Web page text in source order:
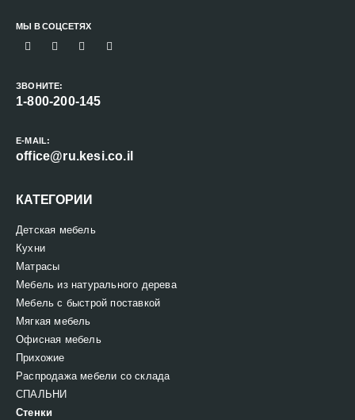
МЫ В СОЦСЕТЯХ
ЗВОНИТЕ:
1-800-200-145
E-MAIL:
office@ru.kesi.co.il
КАТЕГОРИИ
Детская мебель
Кухни
Матрасы
Мебель из натурального дерева
Мебель с быстрой поставкой
Мягкая мебель
Офисная мебель
Прихожие
Распродажа мебели со склада
СПАЛЬНИ
Стенки